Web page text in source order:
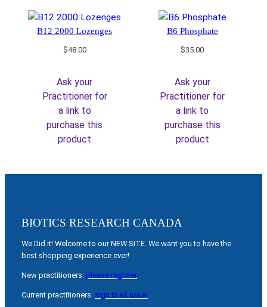
B12 2000 Lozenges
$48.00
Ask your
Practitioner for
a link to
purchase this
product
B6 Phosphate
$35.00
Ask your
Practitioner for
a link to
purchase this
product
BIOTICS RESEARCH CANADA
We Did it! Welcome to our NEW SITE. We want you to have the
best shopping experience ever!
New practitioners: please register
Current practitioners: sign in as usual